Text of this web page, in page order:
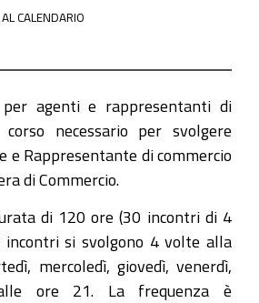
CALENDARIO
agenti e rappresentanti di
necessario per svolgere
e Rappresentante di commercio
di Commercio.
di 120 ore (30 incontri di 4
incontri si svolgono 4 volte alla
mercoledì, giovedì, venerdì,
ore 21. La frequenza è